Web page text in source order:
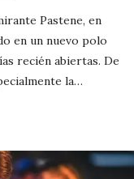
Pastene, en
en un nuevo polo
recién abiertas. De
la…